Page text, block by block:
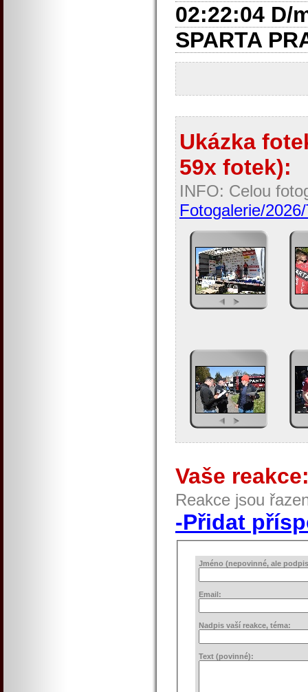
02:22:04 D/
SPARTA
Ukázka
59x fotek):
INFO: Celou
Fotogalerie/
Vaše
Reakce jsou
-Přidat
Jméno (nepovinné, ale
Email:
Nadpis vaší reakce, téma:
Text (povinné):